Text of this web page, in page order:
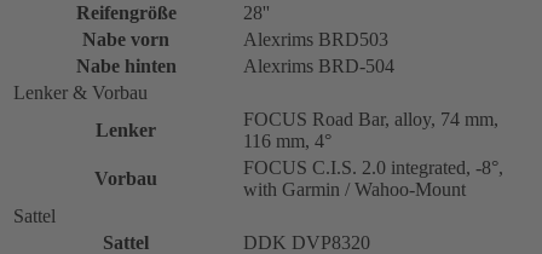
Reifengröße
28''
Nabe vorn
Alexrims BRD503
Nabe hinten
Alexrims BRD-504
Lenker & Vorbau
Lenker
FOCUS Road Bar, alloy, 74 mm,
116 mm, 4°
Vorbau
FOCUS C.I.S. 2.0 integrated, -8°,
with Garmin / Wahoo-Mount
Sattel
Sattel
DDK DVP8320